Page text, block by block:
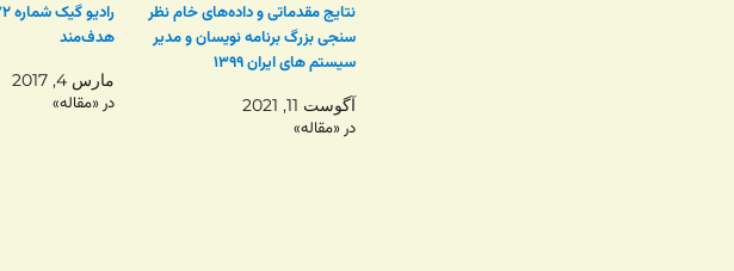
نتایج مقدماتی و داده‌های خام نظر
سنجی بزرگ برنامه نویسان و مدیر
سیستم های ایران ۱۳۹۹
آگوست 11, 2021
در «مقاله»
هدف‌مند
مارس 4, 2017
در «مقاله»